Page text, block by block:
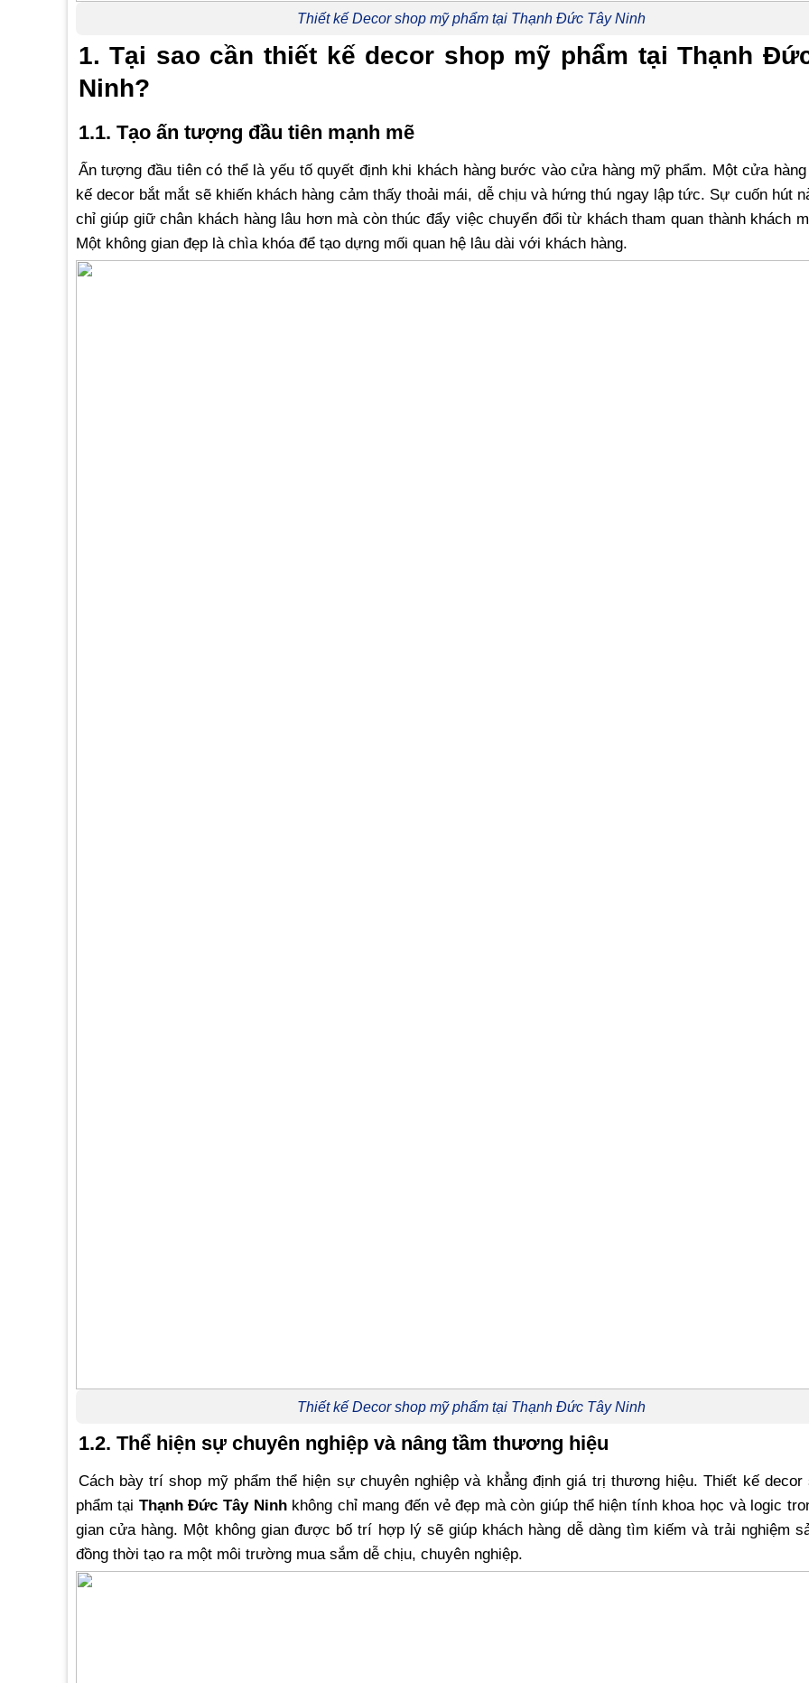
Thiết kế Decor shop mỹ phẩm tại Thạnh Đức Tây Ninh
1. Tại sao cần thiết kế decor shop mỹ phẩm tại Thạnh
Ninh?
1.1. Tạo ấn tượng đầu tiên mạnh mẽ
Ấn tượng đầu tiên có thể là yếu tố quyết định khi khách hàng bước vào cửa hàng mỹ phẩm. Một cửa
kế decor bắt mắt sẽ khiến khách hàng cảm thấy thoải mái, dễ chịu và hứng thú ngay lập tức. Sự cuốn hút
chỉ giúp giữ chân khách hàng lâu hơn mà còn thúc đẩy việc chuyển đổi từ khách tham quan thành khách
Một không gian đẹp là chìa khóa để tạo dựng mối quan hệ lâu dài với khách hàng.
Thiết kế Decor shop mỹ phẩm tại Thạnh Đức Tây Ninh
1.2. Thể hiện sự chuyên nghiệp và nâng tầm thương hiệu
Cách bày trí shop mỹ phẩm thể hiện sự chuyên nghiệp và khẳng định giá trị thương hiệu. Thiết kế decor
phẩm tại Thạnh Đức Tây Ninhkhông chỉ mang đến vẻ đẹp mà còn giúp thể hiện tính khoa học và logic
gian cửa hàng. Một không gian được bố trí hợp lý sẽ giúp khách hàng dễ dàng tìm kiếm và trải nghiệm
đồng thời tạo ra một môi trường mua sắm dễ chịu, chuyên nghiệp.